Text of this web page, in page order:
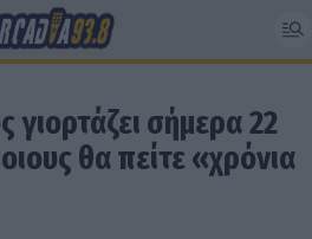
γιορτάζει σήμερα 22
θα πείτε «χρόνια